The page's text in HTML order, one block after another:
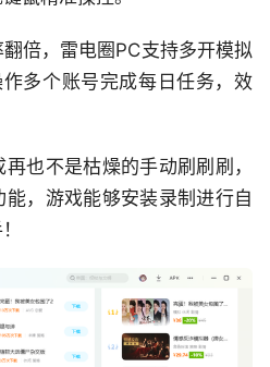
翻倍，雷电圈PC支持多开模拟
多个账号完成每日任务，效
再也不是枯燥的手动刷刷刷，
，游戏能够安装录制进行自